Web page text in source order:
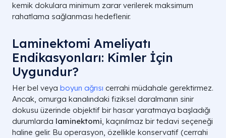
kemik dokulara minimum zarar verilerek maksimum
rahatlama sağlanması hedeflenir.
Laminektomi Ameliyatı
Endikasyonları: Kimler İçin
Uygundur?
Her bel veya boyun ağrısı cerrahi müdahale gerektirmez.
Ancak, omurga kanalındaki fiziksel daralmanın sinir
dokusu üzerinde objektif bir hasar yaratmaya başladığı
durumlarda laminektomi, kaçınılmaz bir tedavi seçeneği
haline gelir. Bu operasyon, özellikle konservatif (cerrahi